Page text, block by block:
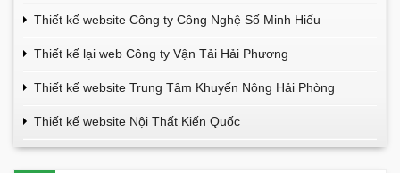
Thiết kế website Công ty Công Nghệ Số Minh Hiếu
Thiết kế lại web Công ty Vận Tải Hải Phương
Thiết kế website Trung Tâm Khuyến Nông Hải Phòng
Thiết kế website Nội Thất Kiến Quốc